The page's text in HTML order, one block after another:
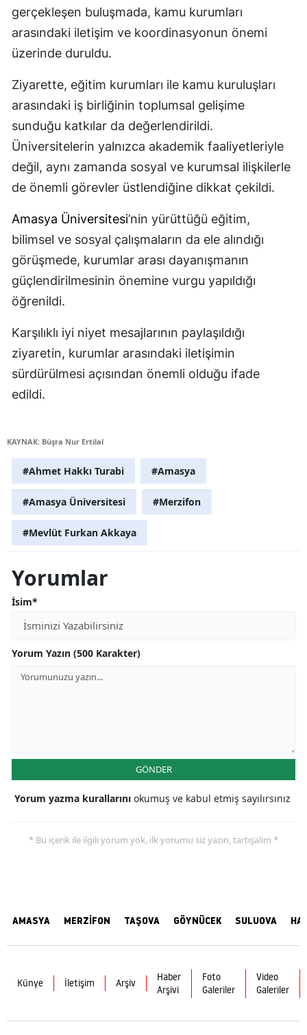
gerçekleşen buluşmada, kamu kurumları
arasındaki iletişim ve koordinasyonun önemi
üzerinde duruldu.
Ziyarette, eğitim kurumları ile kamu kuruluşları
arasındaki iş birliğinin toplumsal gelişime
sunduğu katkılar da değerlendirildi.
Üniversitelerin yalnızca akademik faaliyetleriyle
değil, aynı zamanda sosyal ve kurumsal ilişkilerle
de önemli görevler üstlendiğine dikkat çekildi.
Amasya Üniversitesi’nin yürüttüğü eğitim,
bilimsel ve sosyal çalışmaların da ele alındığı
görüşmede, kurumlar arası dayanışmanın
güçlendirilmesinin önemine vurgu yapıldığı
öğrenildi.
Karşılıklı iyi niyet mesajlarının paylaşıldığı
ziyaretin, kurumlar arasındaki iletişimin
sürdürülmesi açısından önemli olduğu ifade
edildi.
KAYNAK: Büşra Nur Ertilal
#Ahmet Hakkı Turabi #Amasya
#Amasya Üniversitesi #Merzifon
#Mevlüt Furkan Akkaya
Yorumlar
İsim*
Yorum Yazın (500 Karakter)
GÖNDER
Yorum yazma kurallarını okumuş ve kabul etmiş sayılırsınız
* Bu içerik ile ilgili yorum yok, ilk yorumu siz yazın, tartışalım *
AMASYA MERZİFON TAŞOVA GÖYNÜCEK SULUOVA
Künye İletişim Arşiv
Haber
Arşivi
Foto
Galeriler
Video
Galeriler